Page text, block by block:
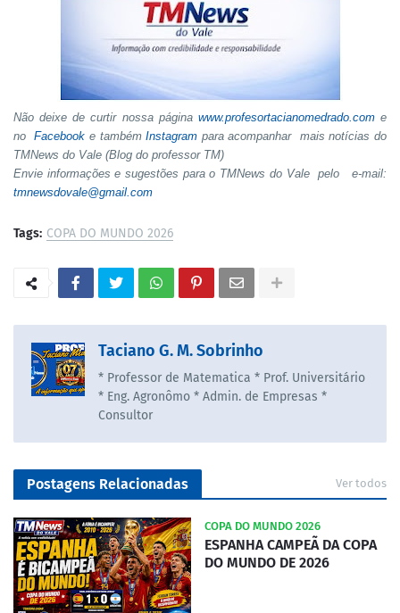
Não deixe de curtir nossa página www.profesortacianomedrado.come
noFacebook e tambémInstagram para acompanhar mais notícias do
TMNews do Vale (Blog do professor TM)
Envie informações e sugestões para o TMNews do Vale pelo e-mail:
tmnewsdovale@gmail.com
Tags: COPA DO MUNDO 2026
Taciano G. M. Sobrinho
* Professor de Matematica * Prof. Universitário
* Eng. Agronômo * Admin. de Empresas *
Consultor
Postagens Relacionadas Ver todos
COPA DO MUNDO 2026
ESPANHA CAMPEÃ DA COPA
DO MUNDO DE 2026